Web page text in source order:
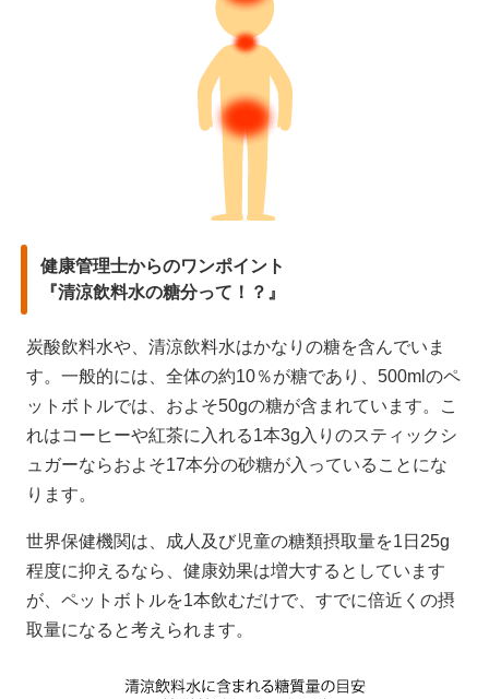
健康管理士からのワンポイント
『清涼飲料水の糖分って！？』
炭酸飲料水や、清涼飲料水はかなりの糖を含んでいま
す。一般的には、全体の約10％が糖であり、500mlのペ
ットボトルでは、およそ50gの糖が含まれています。こ
れはコーヒーや紅茶に入れる1本3g入りのスティックシ
ュガーならおよそ17本分の砂糖が入っていることにな
ります。
世界保健機関は、成人及び児童の糖類摂取量を1日25g
程度に抑えるなら、健康効果は増大するとしています
が、ペットボトルを1本飲むだけで、すでに倍近くの摂
取量になると考えられます。